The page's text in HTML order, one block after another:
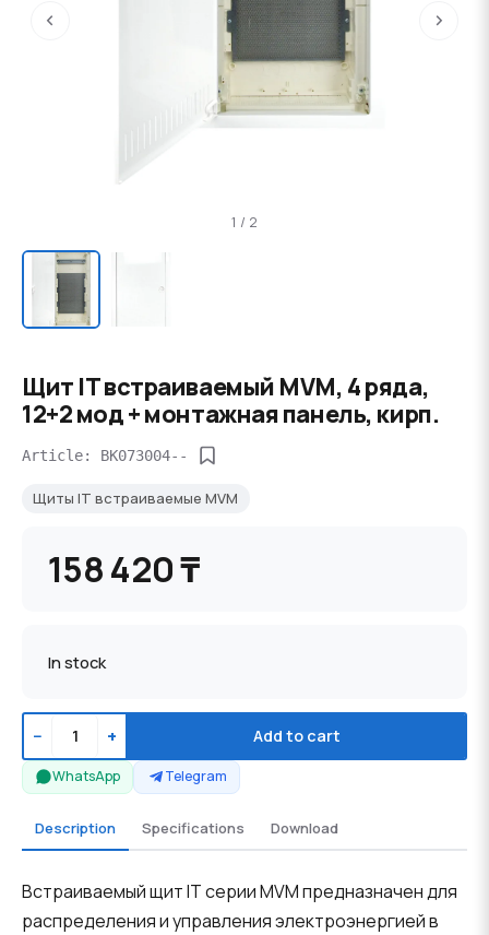
‹ ›
1 / 2
Щит IT встраиваемый MVM, 4 ряда,
12+2 мод + монтажная панель, кирп.
Article: BK073004--
Щиты IT встраиваемые MVM
158 420 ₸
In stock
− + Add to cart
WhatsApp Telegram
Description Specifications Download
Встраиваемый щит IT серии MVM предназначен для
распределения и управления электроэнергией в